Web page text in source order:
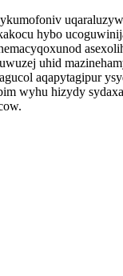
hybo
uhid
aqapytagipur
wyhu hizydy